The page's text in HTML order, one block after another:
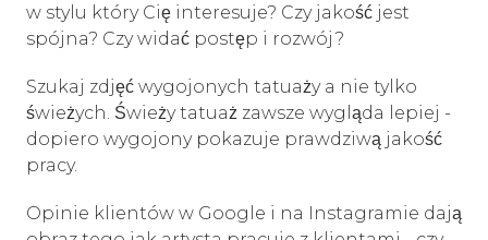
w stylu który Cię interesuje? Czy jakość jest
spójna? Czy widać postęp i rozwój?
Szukaj zdjęć wygojonych tatuaży a nie tylko
świeżych. Świeży tatuaż zawsze wygląda lepiej -
dopiero wygojony pokazuje prawdziwą jakość
pracy.
Opinie klientów w Google i na Instagramie dają